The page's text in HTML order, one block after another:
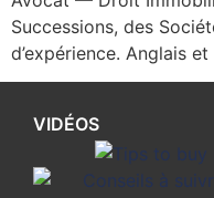
Successions, des
d’expérience. Anglais
VIDÉOS